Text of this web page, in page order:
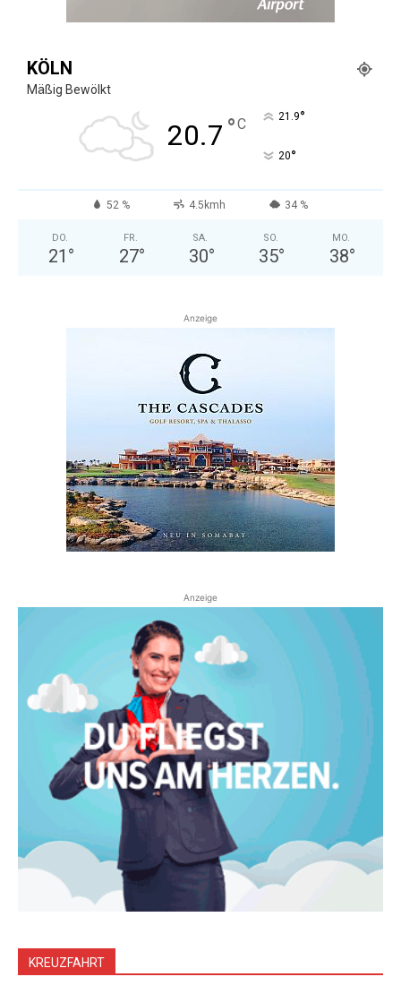
KÖLN
Mäßig Bewölkt
20.7 °C 21.9°
20°
52 % 4.5kmh 34 %
DO.
21 °
FR.
27°
SA.
30°
SO.
35°
MO.
38°
Anzeige
Anzeige
KREUZFAHRT